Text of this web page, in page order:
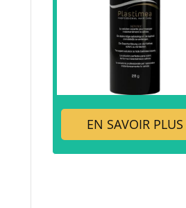
EN SAVOIR PLUS